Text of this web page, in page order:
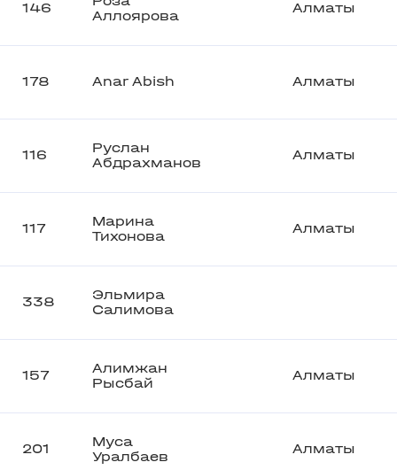
146
Аллоярова
Алматы
178 Anar Abish Алматы
116
Руслан
Абдрахманов
Алматы
117
Марина
Тихонова
Алматы
338
Эльмира
Салимова
157
Алимжан
Рысбай
Алматы
201
Муса
Уралбаев
Алматы